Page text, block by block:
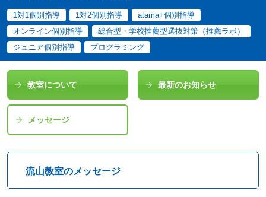
1対1個別指導 1対2個別指導
atama+個別指導
オンライン個別指導
総合型・学校推薦型選抜対策（推薦ラボ）
ジュニア個別指導
プログラミング
教室について 最新のお知らせ
メッセージ
流山教室のメッセージ